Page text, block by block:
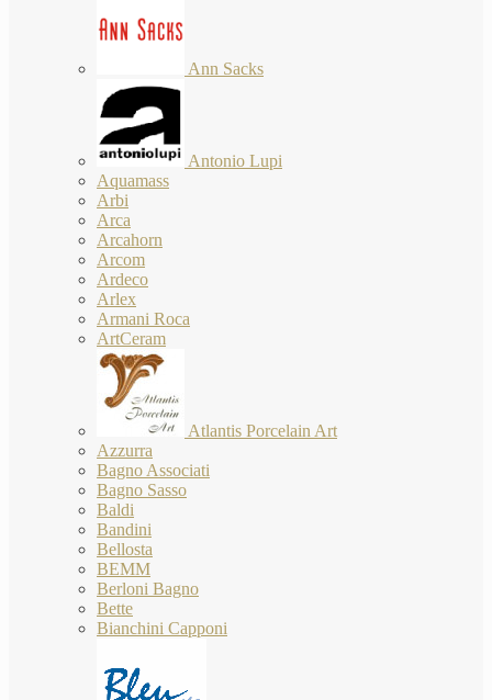
Ann Sacks
Antonio Lupi
Aquamass
Arbi
Arca
Arcahorn
Arcom
Ardeco
Arlex
Armani Roca
ArtCeram
Atlantis Porcelain Art
Azzurra
Bagno Associati
Bagno Sasso
Baldi
Bandini
Bellosta
BEMM
Berloni Bagno
Bette
Bianchini Capponi